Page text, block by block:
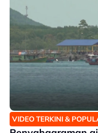
VIDEO TERKINI &